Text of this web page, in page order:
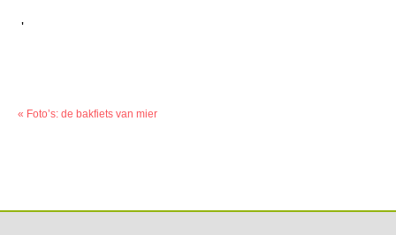
'
« Foto’s: de bakfiets van mier